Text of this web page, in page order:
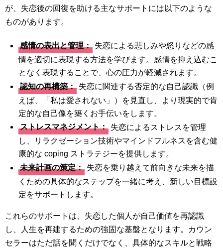
が、失恋後の回復を助ける主なサポートには以下のような
ものがあります。
感情の表出と管理：失恋による悲しみや怒りなどの感
情を適切に表現する方法を学びます。感情を抑え込むこ
となく表現することで、心の圧力が軽減されます。
認知の再構築：失恋に関連する否定的な自己認識（例
えば、「私は愛されない」）を見直し、より現実的で肯
定的な自己像を築くお手伝いをします。
ストレスマネジメント：失恋によるストレスを管理
し、リラクゼーション技術やマインドフルネスを含む健
康的な coping ストラテジーを提供します。
未来計画の策定：失恋を乗り越えて前向きな未来を描
くための具体的なステップを一緒に考え、新しい目標設
定をサポートします。
これらのサポートは、失恋した個人が自己価値を再認識
し、人生を再建するための強固な基盤となります。カウン
セラーはただ話を聞くだけでなく、具体的なスキルと戦略